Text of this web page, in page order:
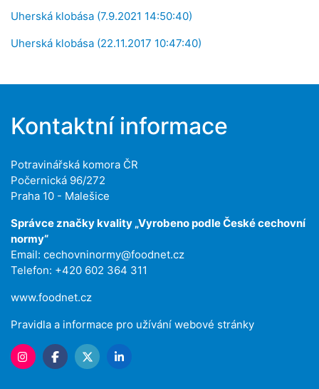
Uherská klobása (7.9.2021 14:50:40)
Uherská klobása (22.11.2017 10:47:40)
Kontaktní informace
Potravinářská komora ČR
Počernická 96/272
Praha 10 - Malešice
Správce značky kvality „Vyrobeno podle České cechovní
normy“
Email: cechovninormy@foodnet.cz
Telefon: +420 602 364 311
www.foodnet.cz
Pravidla a informace pro užívání webové stránky